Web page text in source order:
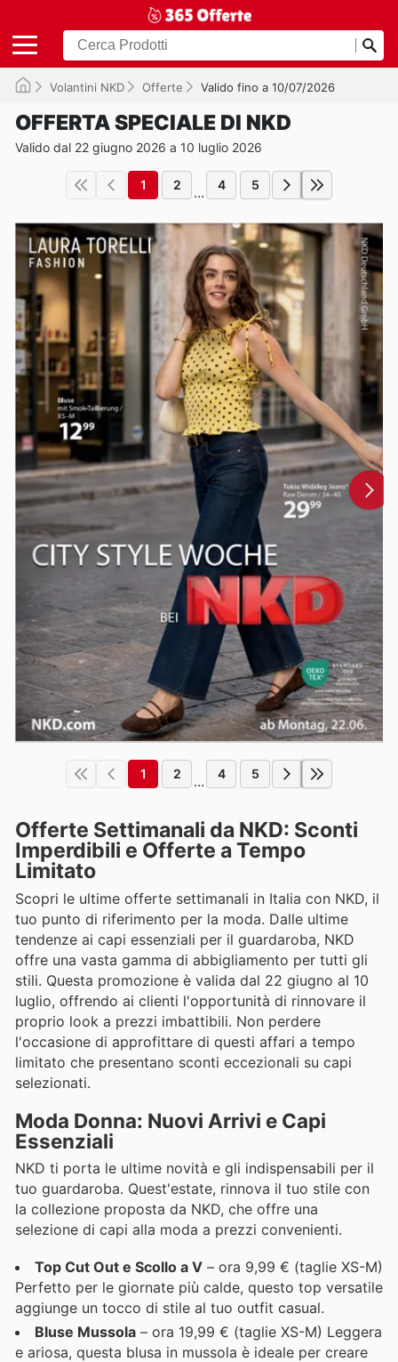
Volantini NKD Offerte Valido fino a 10/07/2026
OFFERTA SPECIALE DI NKD
Valido dal 22 giugno 2026 a 10 luglio 2026
1 2 ... 4 5
1 2 ... 4 5
Offerte Settimanali da NKD: Sconti
Imperdibili e Offerte a Tempo
Limitato
Scopri le ultime offerte settimanali in Italia con NKD, il
tuo punto di riferimento per la moda. Dalle ultime
tendenze ai capi essenziali per il guardaroba, NKD
offre una vasta gamma di abbigliamento per tutti gli
stili. Questa promozione è valida dal 22 giugno al 10
luglio, offrendo ai clienti l'opportunità di rinnovare il
proprio look a prezzi imbattibili. Non perdere
l'occasione di approfittare di questi affari a tempo
limitato che presentano sconti eccezionali su capi
selezionati.
Moda Donna: Nuovi Arrivi e Capi
Essenziali
NKD ti porta le ultime novità e gli indispensabili per il
tuo guardaroba. Quest'estate, rinnova il tuo stile con
la collezione proposta da NKD, che offre una
selezione di capi alla moda a prezzi convenienti.
Top Cut Out e Scollo a V – ora 9,99 € (taglie XS-M)
Perfetto per le giornate più calde, questo top versatile
aggiunge un tocco di stile al tuo outfit casual.
Bluse Mussola – ora 19,99 € (taglie XS-M) Leggera
e ariosa, questa blusa in mussola è ideale per creare